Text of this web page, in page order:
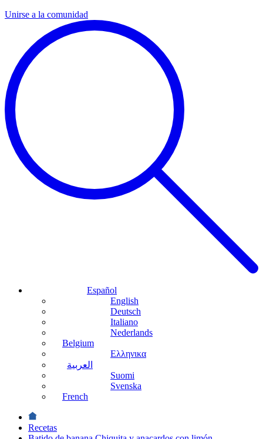
Unirse a la comunidad
Español
English
Deutsch
Italiano
Nederlands
Belgium
Ελληνικα
العربية
Suomi
Svenska
French
Recetas